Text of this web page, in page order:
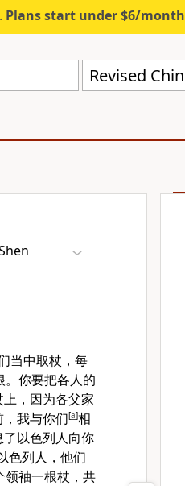
Plans start under $6/month
当中取杖，每
。你要把各人的
上，因为各父家
我与你们[a]相
以色列人向你
色列人，他们
领袖一根杖，共